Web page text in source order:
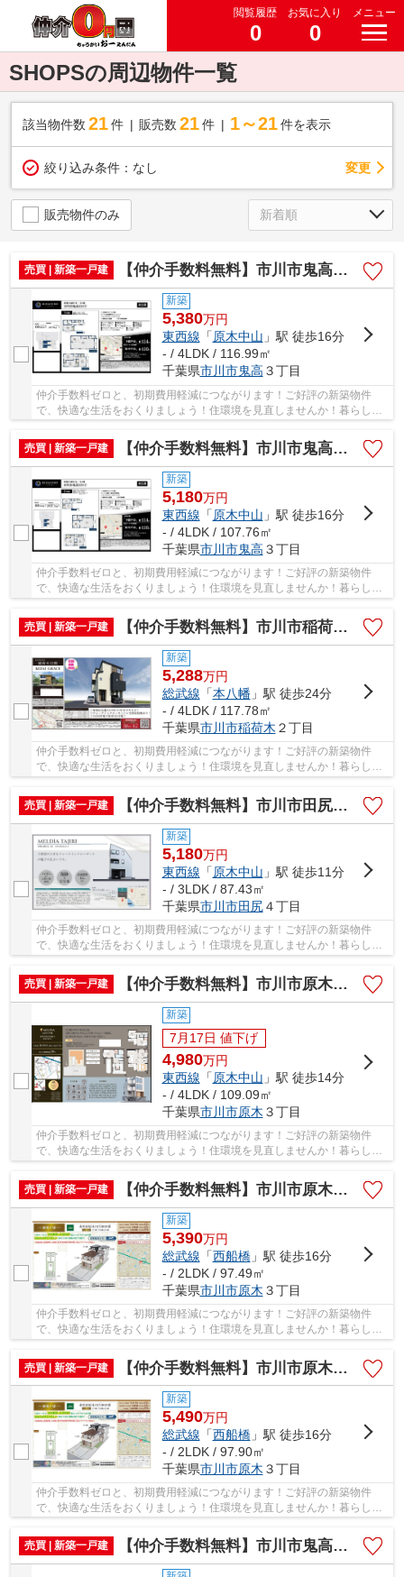
閲覧履歴
0
お気に入り
0
メニュー
SHOPSの周辺物件一覧
該当物件数 21件 販売数 21 件 1～21 件を表示
絞り込み条件： なし 変更
販売物件のみ
売買 | 新築一戸建 【仲介手数料無料】市川市鬼高 新築戸建て
新築
5,380万円
東西線 「原木中山 」駅 徒歩16分
- / 4LDK / 116.99㎡
千葉県市川市鬼高 ３丁目
仲介手数料ゼロと、初期費用軽減につながります！ご好評の新築物件
で、快適な生活をおくりましょう！住環境を見直しませんか！暮らしの
売買 | 新築一戸建
【仲介手数料無料】市川市鬼高 新築戸建て
新築
5,180万円
東西線 「原木中山 」駅 徒歩16分
- / 4LDK / 107.76㎡
千葉県市川市鬼高 ３丁目
仲介手数料ゼロと、初期費用軽減につながります！ご好評の新築物件
で、快適な生活をおくりましょう！住環境を見直しませんか！暮らしの
売買 | 新築一戸建
【仲介手数料無料】市川市稲荷木 新築戸建て
新築
5,288万円
総武線 「本八幡」駅 徒歩24分
- / 4LDK / 117.78㎡
千葉県市川市稲荷木 ２丁目
仲介手数料ゼロと、初期費用軽減につながります！ご好評の新築物件
で、快適な生活をおくりましょう！住環境を見直しませんか！暮らしの
売買 | 新築一戸建
【仲介手数料無料】市川市田尻 新築戸建て
新築
5,180万円
東西線 「 原木中山 」駅 徒歩11分
- / 3LDK / 87.43㎡
千葉県市川市田尻４丁目
仲介手数料ゼロと、初期費用軽減につながります！ご好評の新築物件
で、快適な生活をおくりましょう！住環境を見直しませんか！暮らしの
売買 | 新築一戸建
【仲介手数料無料】市川市原木 新築戸建て
新築
7月17日 値下げ
4,980万円
東西線 「 原木中山 」駅 徒歩14分
- / 4LDK / 109.09㎡
千葉県市川市原木 ３丁目
仲介手数料ゼロと、初期費用軽減につながります！ご好評の新築物件
で、快適な生活をおくりましょう！住環境を見直しませんか！暮らしの
中でも、住居は充実した生活を送るための大きな...
売買 | 新築一戸建
【仲介手数料無料】市川市原木 新築戸建て
新築
5,390万円
総武線 「西船橋」駅 徒歩16分
- / 2LDK / 97.49㎡
千葉県市川市原木 ３丁目
仲介手数料ゼロと、初期費用軽減につながります！ご好評の新築物件
で、快適な生活をおくりましょう！住環境を見直しませんか！暮らしの
中でも、住居は充実した生活を送るための大きな...
売買 | 新築一戸建
【仲介手数料無料】市川市原木 新築戸建て
新築
5,490万円
総武線 「西船橋」駅 徒歩16分
- / 2LDK / 97.90㎡
千葉県市川市原木 ３丁目
仲介手数料ゼロと、初期費用軽減につながります！ご好評の新築物件
で、快適な生活をおくりましょう！住環境を見直しませんか！暮らしの
売買 | 新築一戸建
【仲介手数料無料】市川市鬼高 新築戸建て